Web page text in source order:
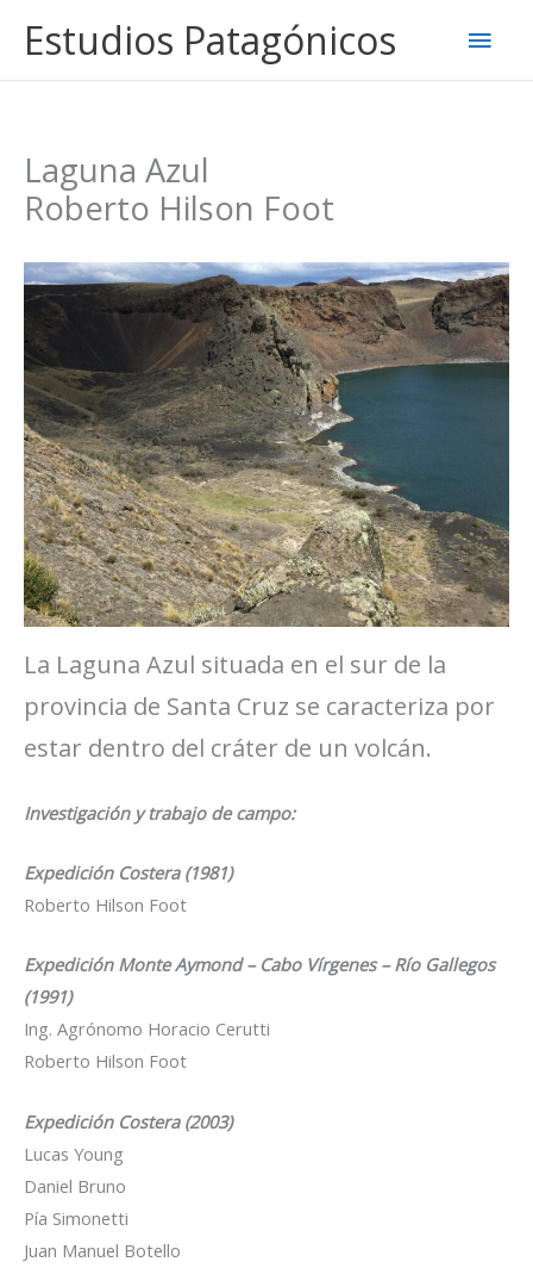
contenido
Estudios Patagónicos
Laguna Azul
Roberto Hilson Foot
La Laguna Azul situada en el sur de la
provincia de Santa Cruz se caracteriza por
estar dentro del cráter de un volcán.
Investigación y trabajo de campo:
Expedición Costera (1981)
Roberto Hilson Foot
Expedición Monte Aymond – Cabo Vírgenes – Río Gallegos
(1991)
Ing. Agrónomo Horacio Cerutti
Roberto Hilson Foot
Expedición Costera (2003)
Lucas Young
Daniel Bruno
Pía Simonetti
Juan Manuel Botello